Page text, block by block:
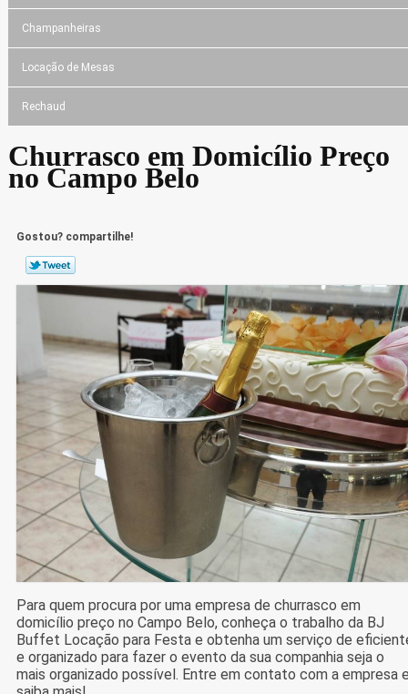
Champanheiras
Locação de Mesas
Rechaud
Churrasco em Domicílio Preço
no Campo Belo
Gostou? compartilhe!
Para quem procura por uma empresa de churrasco em
domicílio preço no Campo Belo, conheça o trabalho da BJ
Buffet Locação para Festa e obtenha um serviço de
e organizado para fazer o evento da sua companhia seja o
mais organizado possível. Entre em contato com a empresa